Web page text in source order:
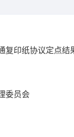
复印纸协议定点结
委员会